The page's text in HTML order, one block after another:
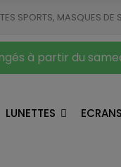
SPORTS, MASQUES DE
à partir du
LUNETTES